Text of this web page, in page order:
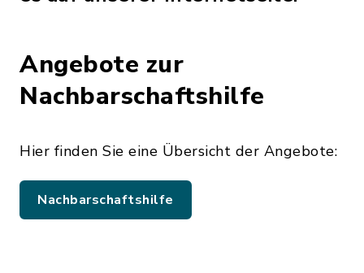
Angebote zur
Nachbarschaftshilfe
Hier finden Sie eine Übersicht der Angebote:
Nachbarschaftshilfe